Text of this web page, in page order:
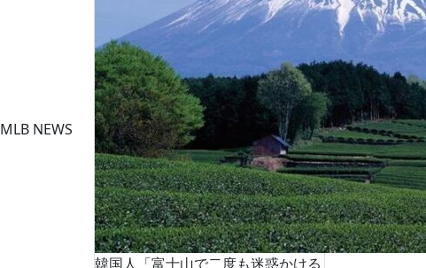
MLB NEWS
韓国人「富士山で二度も迷惑かける